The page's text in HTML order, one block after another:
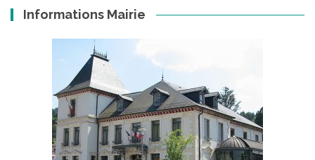
Informations Mairie